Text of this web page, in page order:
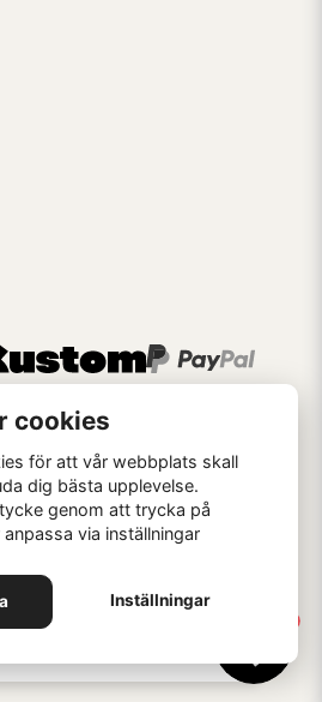
som
cookies
för att vår webbplats skall
dig bästa upplevelse.
genom att trycka på
via inställningar
Inställningar
här om du vill ha